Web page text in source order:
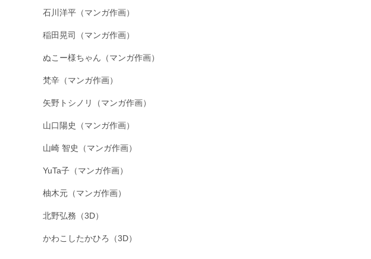
石川洋平（マンガ作画）
稲田晃司（マンガ作画）
ぬこー様ちゃん（マンガ作画）
梵辛（マンガ作画）
矢野トシノリ（マンガ作画）
山口陽史（マンガ作画）
山崎 智史（マンガ作画）
YuTa子（マンガ作画）
柚木元（マンガ作画）
北野弘務（3D）
かわこしたかひろ（3D）